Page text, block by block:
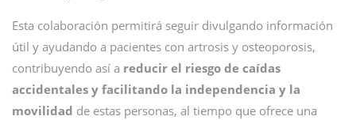
Esta colaboración permitirá seguir divulgando información
útil y ayudando a pacientes con artrosis y osteoporosis,
contribuyendo así a reducir el riesgo de caídas
accidentales y facilitando la independencia y la
movilidad de estas personas, al tiempo que ofrece una